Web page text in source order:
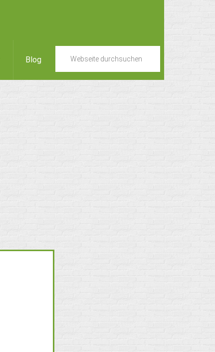
Blog